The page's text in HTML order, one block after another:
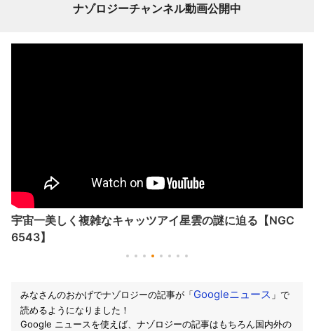
ナゾロジーチャンネル動画公開中
宇宙一美しく複雑なキャッツアイ星雲の謎に迫る【NGC
6543】
みなさんのおかげでナゾロジーの記事が「Googleニュース 」で
読めるようになりました！
Google ニュースを使えば、ナゾロジーの記事はもちろん国内外の